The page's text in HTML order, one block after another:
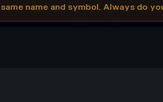
name and symbol. Always do